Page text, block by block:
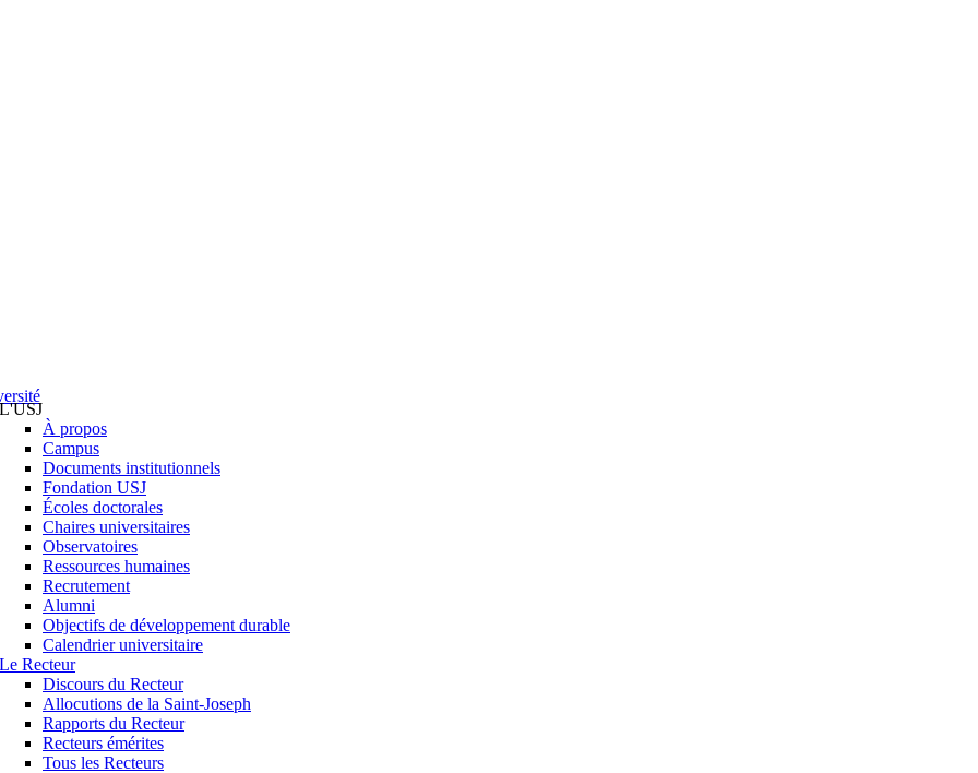
L'USJ
À propos
Campus
Documents institutionnels
Fondation USJ
Écoles doctorales
Chaires universitaires
Observatoires
Ressources humaines
Recrutement
Alumni
Objectifs de développement durable
Calendrier universitaire
Le Recteur
Discours du Recteur
Allocutions de la Saint-Joseph
Rapports du Recteur
Recteurs émérites
Tous les Recteurs